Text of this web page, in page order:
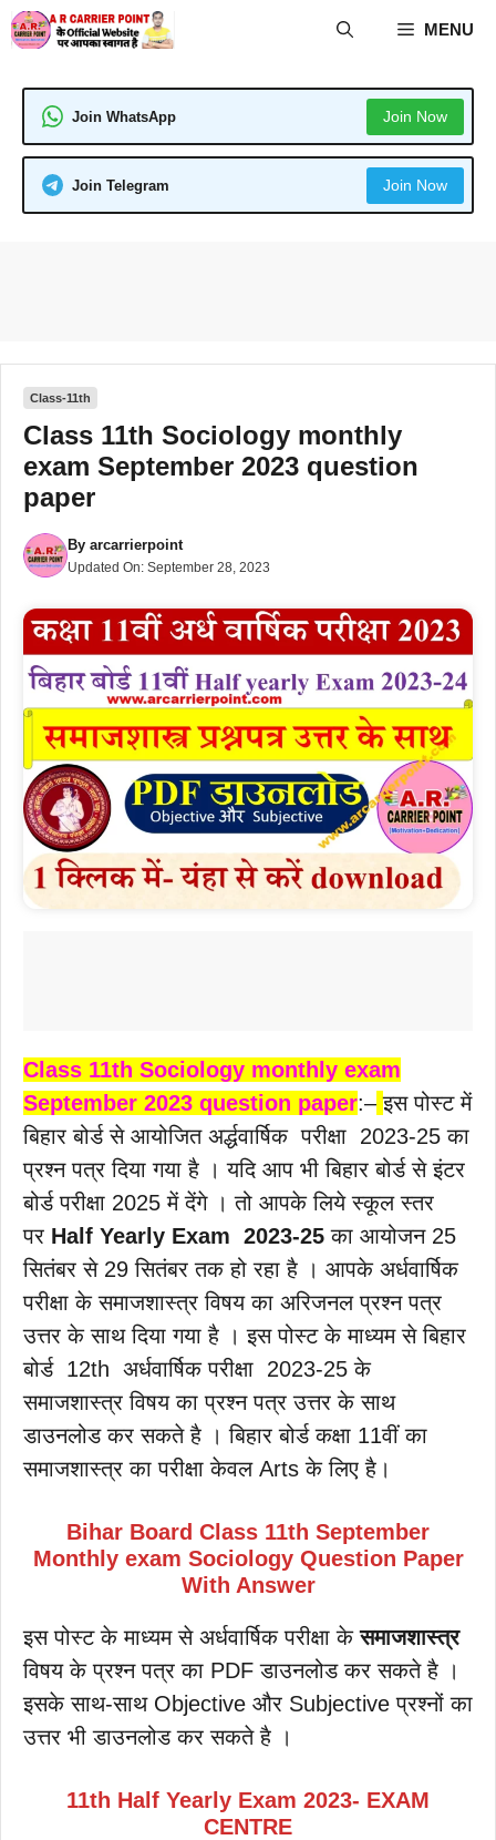
Skip
to
MENU
Join WhatsApp Join Now
Join Telegram Join Now
Class-11th
Class 11th Sociology monthly
exam September 2023 question
paper
By arcarrierpoint
Updated On: September 28, 2023
Class 11th Sociology monthly exam
September 2023 question paper:– इस पोस्ट में
बिहार बोर्ड से आयोजित अर्द्धवार्षिक परीक्षा 2023-25 का
प्रश्न पत्र दिया गया है । यदि आप भी बिहार बोर्ड से इंटर
बोर्ड परीक्षा 2025 में देंगे । तो आपके लिये स्कूल स्तर
पर Half Yearly Exam 2023-25 का आयोजन 25
सितंबर से 29 सितंबर तक हो रहा है । आपके अर्धवार्षिक
परीक्षा के समाजशास्त्र विषय का अरिजनल प्रश्न पत्र
उत्तर के साथ दिया गया है । इस पोस्ट के माध्यम से बिहार
बोर्ड 12th अर्धवार्षिक परीक्षा 2023-25 के
समाजशास्त्र विषय का प्रश्न पत्र उत्तर के साथ
डाउनलोड कर सकते है । बिहार बोर्ड कक्षा 11वीं का
समाजशास्त्र का परीक्षा केवल Arts के लिए है।
Bihar Board Class 11th September
Monthly exam Sociology Question Paper
With Answer
इस पोस्ट के माध्यम से अर्धवार्षिक परीक्षा केसमाजशास्त्र
विषय के प्रश्न पत्र का PDF डाउनलोड कर सकते है ।
इसके साथ-साथ Objective और Subjective प्रश्नों का
उत्तर भी डाउनलोड कर सकते है ।
11th Half Yearly Exam 2023- EXAM
CENTRE